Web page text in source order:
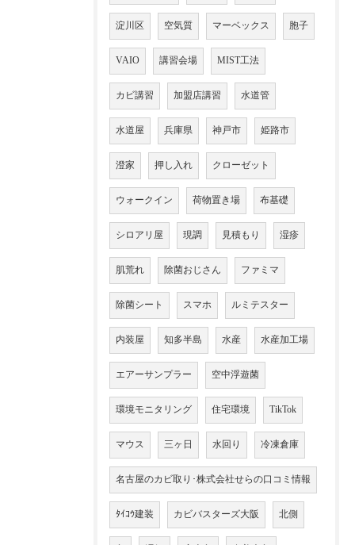
淀川区 空気質 マーベックス 胞子
VAIO 講習会場 MIST工法
カビ講習 加盟店講習 水道管
水道屋 兵庫県 神戸市 姫路市
澄家 押し入れ クローゼット
ウォークイン 荷物置き場 布基礎
シロアリ屋 現調 見積もり 湿疹
肌荒れ 除菌おじさん ファミマ
除菌シート スマホ ルミテスター
内装屋 知多半島 水産 水産加工場
エアーサンプラー 空中浮遊菌
環境モニタリング 住宅環境 TikTok
マウス 三ヶ日 水回り 冷凍倉庫
名古屋のカビ取り･株式会社せらの口コミ情報
ﾀｲｺｳ建装 カビバスターズ大阪 北側